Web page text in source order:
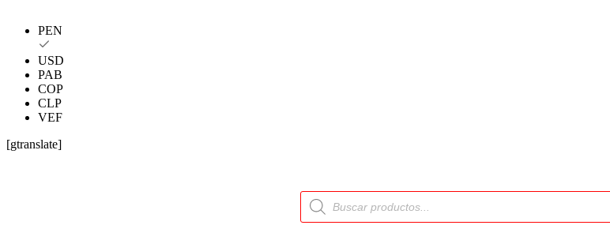
PEN
USD
PAB
COP
CLP
VEF
[gtranslate]
Búsqueda
de
productos